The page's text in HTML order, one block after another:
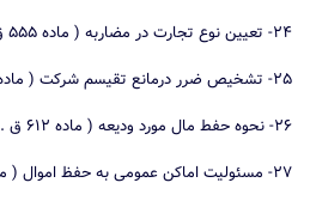
۲۴- تعیین نوع تجارت در مضاربه ( ماده ۵۵۵ ق . م )
۲۵- تشخیص ضرر درمانع تقیسم شرکت ( ماده ۵۹۳ ق . م )
۲۶- نحوه حفط مال مورد ودیعه ( ماده ۶۱۲ ق . م )
۲۷- مسئولیت اماکن عمومی به حفظ اموال ( ماده ۶۳۲ ق . م )